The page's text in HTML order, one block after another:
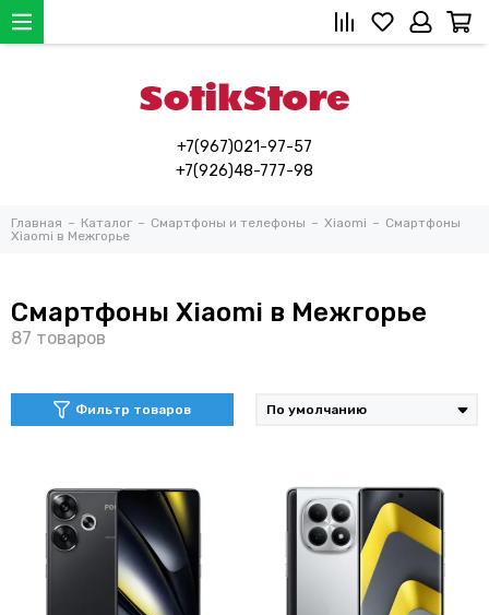
+7(967)021-97-57
+7(926)48-777-98
Главная Каталог Смартфоны и телефоны Xiaomi
Смартфоны
Xiaomi в Межгорье
Смартфоны Xiaomi в Межгорье
Фильтр товаров